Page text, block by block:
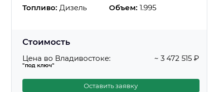
Топливо: Дизель Объем: 1.995
Стоимость
Цена во Владивостоке:
"под ключ"
~ 3 472 515 ₽
Оставить заявку